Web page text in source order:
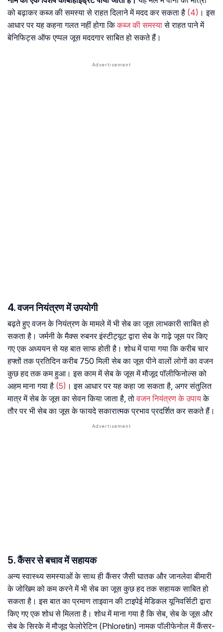
को बढ़ाकर कब्ज की समस्या से राहत दिलाने में मदद कर सकता है (4) । इस
आधार पर यह कहना गलत नहीं होगा किकब्जकी समस्यासे राहत पाने में
बेनिफिट्स ऑफ एप्पल जूस मददगार साबित हो सकते हैं।
4. वजन नियंत्रण में उपयोगी
बढ़ते हुए वजन के नियंत्रण के मामले में भी सेब का जूस लाभकारी साबित हो
सकता है। जर्मनी के मैक्स रुबनर इंस्टीट्यूट द्वारा सेब के गाढ़े जूस पर किए
गए एक अध्ययन से यह बात साफ होती है। शोध में पाया गया कि करीब चार
हफ्तों तक प्रतिदिन करीब 750 मिली सेब का जूस पीने वालों लोगों का वजन
कुछ हद तक कम हुआ। इस काम में सेब के जूस में मौजूद पॉलीफिनोल्स को
अहम माना गया है (5) । इस आधार पर यह कहा जा सकता है, अगर संतुलित
मात्र में सेब के जूस का सेवन किया जाता है, तोवजन नियंत्रण के उपायके
तौर पर भी सेब का जूस के फायदे सकारात्मक प्रभाव प्रदर्शित कर सकते हैं।
5. कैंसर से बचाव में सहायक
अन्य स्वास्थ्य समस्याओं के साथ ही कैंसर जैसी घातक और जानलेवा बीमारी
के जोखिम को कम करने में भी सेब का जूस कुछ हद तक सहायक साबित हो
सकता है। इस बात का प्रमाण ताइवान की टाइपेई मेडिकल यूनिवर्सिटी द्वारा
किए गए एक शोध से मिलता है। शोध में माना गया है कि सेब, सेब के जूस और
सेब के सिरके में मौजूद फेलोरेटिन (Phloretin) नामक पॉलीफेनोल में कैंसर-